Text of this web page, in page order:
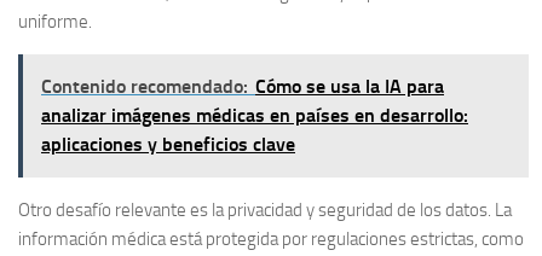
uniforme.
Contenido recomendado: Cómo se usa la IA para
analizar imágenes médicas en países en desarrollo:
aplicaciones y beneficios clave
Otro desafío relevante es laprivacidad y seguridad de los datos. La
información médica está protegida por regulaciones estrictas, como